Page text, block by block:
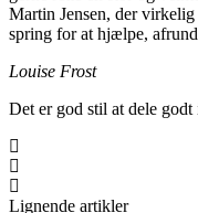
Martin Jensen, der
spring for at hjælpe,
Louise Frost
Det er god stil at dele
Lignende artikler